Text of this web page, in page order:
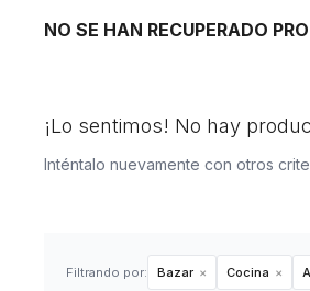
NO SE HAN RECUPERADO
¡Lo sentimos! No hay
Inténtalo nuevamente con otros
Filtrando por: Bazar Cocina